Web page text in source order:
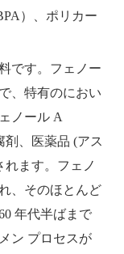
）、ポリカー
です。フェノー
、特有のにおい
ノール A
剤、医薬品 (アス
れます。フェノ
、そのほとんど
年代半ばまで
ン プロセスが